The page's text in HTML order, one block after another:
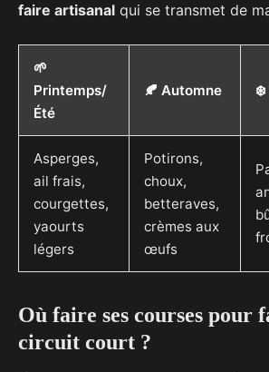
faire artisanal qui se transmet de
🌱
Printemps/
Été
🍂 Automne ❄️
Asperges,
ail frais,
courgettes,
yaourts
légers
Potirons,
choux,
betteraves,
crèmes aux
œufs
Où faire ses courses pour
circuit court ?